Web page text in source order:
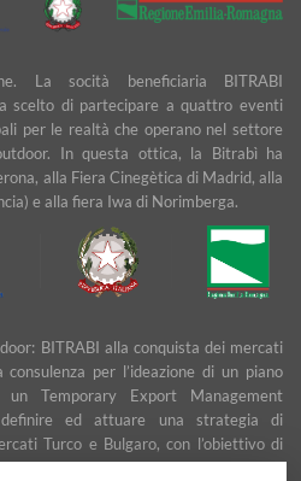
La socità beneficiaria BITRABI
scelto di partecipare a quattro eventi
per le realtà che operano nel settore
In questa ottica, la Bitrabì ha
alla Fiera Cinegètica di Madrid, alla
e alla fiera Iwa di Norimberga.
BITRABI alla conquista dei mercati
per l’ideazione di un piano
Temporary Export Management
definire ed attuare una strategia di
Turco e Bulgaro, con l’obiettivo di